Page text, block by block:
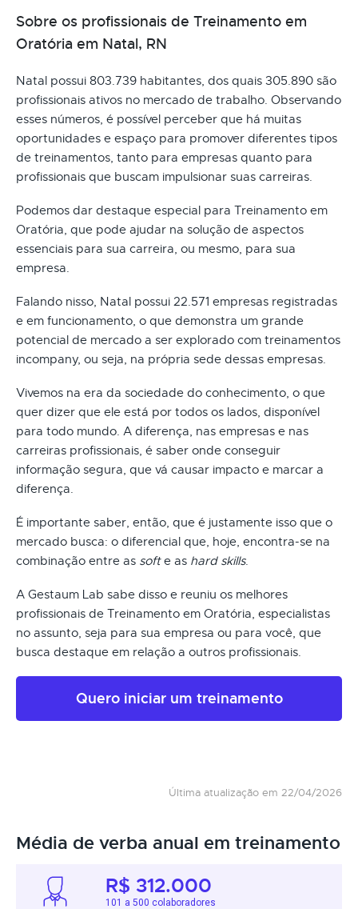
Sobre os profissionais de Treinamento em
Oratória em Natal, RN
Natal possui 803.739 habitantes, dos quais 305.890 são
profissionais ativos no mercado de trabalho. Observando
esses números, é possível perceber que há muitas
oportunidades e espaço para promover diferentes tipos
de treinamentos, tanto para empresas quanto para
profissionais que buscam impulsionar suas carreiras.
Podemos dar destaque especial para Treinamento em
Oratória, que pode ajudar na solução de aspectos
essenciais para sua carreira, ou mesmo, para sua
empresa.
Falando nisso, Natal possui 22.571 empresas registradas
e em funcionamento, o que demonstra um grande
potencial de mercado a ser explorado com treinamentos
incompany, ou seja, na própria sede dessas empresas.
Vivemos na era da sociedade do conhecimento, o que
quer dizer que ele está por todos os lados, disponível
para todo mundo. A diferença, nas empresas e nas
carreiras profissionais, é saber onde conseguir
informação segura, que vá causar impacto e marcar a
diferença.
É importante saber, então, que é justamente isso que o
mercado busca: o diferencial que, hoje, encontra-se na
combinação entre as softe as hard skills.
A Gestaum Lab sabe disso e reuniu os melhores
profissionais de Treinamento em Oratória, especialistas
no assunto, seja para sua empresa ou para você, que
busca destaque em relação a outros profissionais.
Quero iniciar um treinamento
Última atualização em 22/04/2026
Média de verba anual em treinamento
R$ 312.000
101 a 500 colaboradores